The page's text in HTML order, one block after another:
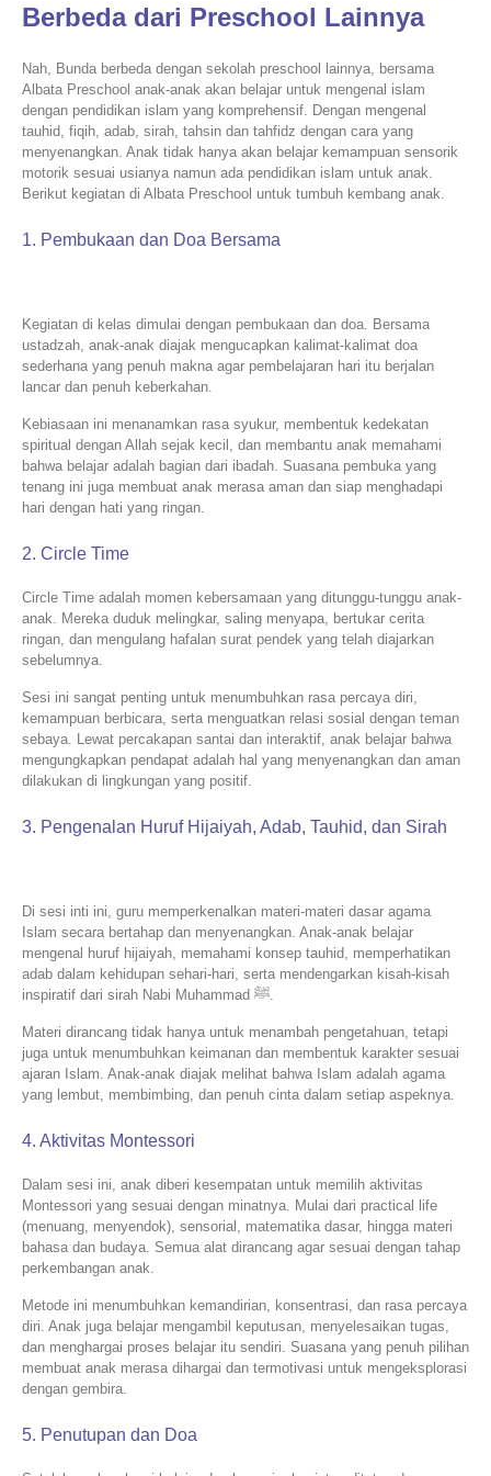
Berbeda dari Preschool Lainnya
Nah, Bunda berbeda dengan sekolah preschool lainnya, bersama
Albata Preschool anak-anak akan belajar untuk mengenal islam
dengan pendidikan islam yang komprehensif. Dengan mengenal
tauhid, fiqih, adab, sirah, tahsin dan tahfidz dengan cara yang
menyenangkan. Anak tidak hanya akan belajar kemampuan sensorik
motorik sesuai usianya namun ada pendidikan islam untuk anak.
Berikut kegiatan di Albata Preschool untuk tumbuh kembang anak.
1. Pembukaan dan Doa Bersama
Kegiatan di kelas dimulai dengan pembukaan dan doa. Bersama
ustadzah, anak-anak diajak mengucapkan kalimat-kalimat doa
sederhana yang penuh makna agar pembelajaran hari itu berjalan
lancar dan penuh keberkahan.
Kebiasaan ini menanamkan rasa syukur, membentuk kedekatan
spiritual dengan Allah sejak kecil, dan membantu anak memahami
bahwa belajar adalah bagian dari ibadah. Suasana pembuka yang
tenang ini juga membuat anak merasa aman dan siap menghadapi
hari dengan hati yang ringan.
2. Circle Time
Circle Time adalah momen kebersamaan yang ditunggu-tunggu anak-
anak. Mereka duduk melingkar, saling menyapa, bertukar cerita
ringan, dan mengulang hafalan surat pendek yang telah diajarkan
sebelumnya.
Sesi ini sangat penting untuk menumbuhkan rasa percaya diri,
kemampuan berbicara, serta menguatkan relasi sosial dengan teman
sebaya. Lewat percakapan santai dan interaktif, anak belajar bahwa
mengungkapkan pendapat adalah hal yang menyenangkan dan aman
dilakukan di lingkungan yang positif.
3. Pengenalan Huruf Hijaiyah, Adab, Tauhid, dan Sirah
Di sesi inti ini, guru memperkenalkan materi-materi dasar agama
Islam secara bertahap dan menyenangkan. Anak-anak belajar
mengenal huruf hijaiyah, memahami konsep tauhid, memperhatikan
adab dalam kehidupan sehari-hari, serta mendengarkan kisah-kisah
Materi dirancang tidak hanya untuk menambah pengetahuan, tetapi
juga untuk menumbuhkan keimanan dan membentuk karakter sesuai
ajaran Islam. Anak-anak diajak melihat bahwa Islam adalah agama
yang lembut, membimbing, dan penuh cinta dalam setiap aspeknya.
4. Aktivitas Montessori
Dalam sesi ini, anak diberi kesempatan untuk memilih aktivitas
Montessori yang sesuai dengan minatnya. Mulai dari practical life
(menuang, menyendok), sensorial, matematika dasar, hingga materi
bahasa dan budaya. Semua alat dirancang agar sesuai dengan tahap
perkembangan anak.
Metode ini menumbuhkan kemandirian, konsentrasi, dan rasa percaya
diri. Anak juga belajar mengambil keputusan, menyelesaikan tugas,
dan menghargai proses belajar itu sendiri. Suasana yang penuh pilihan
membuat anak merasa dihargai dan termotivasi untuk mengeksplorasi
dengan gembira.
5. Penutupan dan Doa